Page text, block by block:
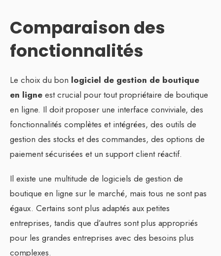
Comparaison des
fonctionnalités
Le choix du bon logiciel de gestion de boutique
en ligne est crucial pour tout propriétaire de boutique
en ligne. Il doit proposer une interface conviviale, des
fonctionnalités complètes et intégrées, des outils de
gestion des stocks et des commandes, des options de
paiement sécurisées et un support client réactif.
Il existe une multitude de logiciels de gestion de
boutique en ligne sur le marché, mais tous ne sont pas
égaux. Certains sont plus adaptés aux petites
entreprises, tandis que d’autres sont plus appropriés
pour les grandes entreprises avec des besoins plus
complexes.